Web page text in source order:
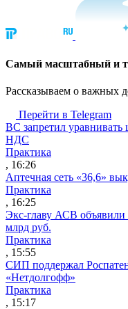
Cамый масштабный и
Рассказываем о важных
Перейти в Telegram
ВС запретил уравнивать
НДС
Практика
, 16:26
Аптечная сеть «36,6»
Практика
, 16:25
Экс-главу АСВ объявили
млрд руб.
Практика
, 15:55
СИП поддержал
«Нетдолгофф»
Практика
, 15:17